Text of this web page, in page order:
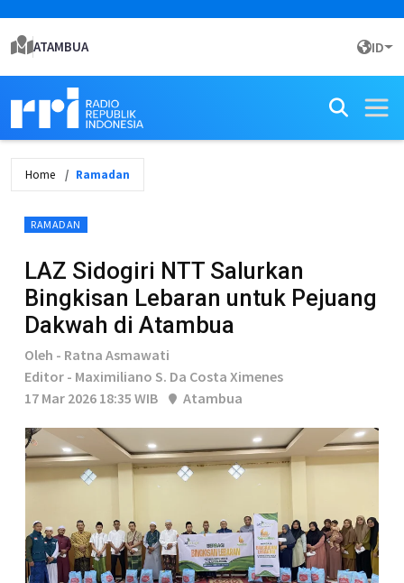
ATAMBUA ID
Home Ramadan
RAMADAN
LAZ Sidogiri NTT Salurkan
Bingkisan Lebaran untuk Pejuang
Dakwah di Atambua
Oleh - Ratna Asmawati
Editor - Maximiliano S. Da Costa Ximenes
17 Mar 2026 18:35 WIB
Atambua